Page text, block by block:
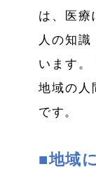
は、医療
人の知識
います。
地域の人
です。
■地域